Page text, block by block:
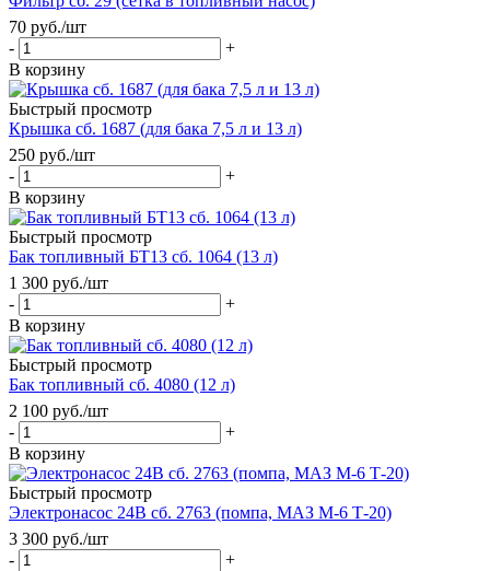
70 руб./шт
-
+
В корзину
Быстрый просмотр
Крышка сб. 1687 (для бака 7,5 л и 13 л)
250 руб./шт
-
+
В корзину
Быстрый просмотр
Бак топливный БТ13 сб. 1064 (13 л)
1 300 руб./шт
-
+
В корзину
Быстрый просмотр
Бак топливный сб. 4080 (12 л)
2 100 руб./шт
-
+
В корзину
Быстрый просмотр
Электронасос 24В сб. 2763 (помпа, МАЗ М-6 Т-20)
3 300 руб./шт
-
+